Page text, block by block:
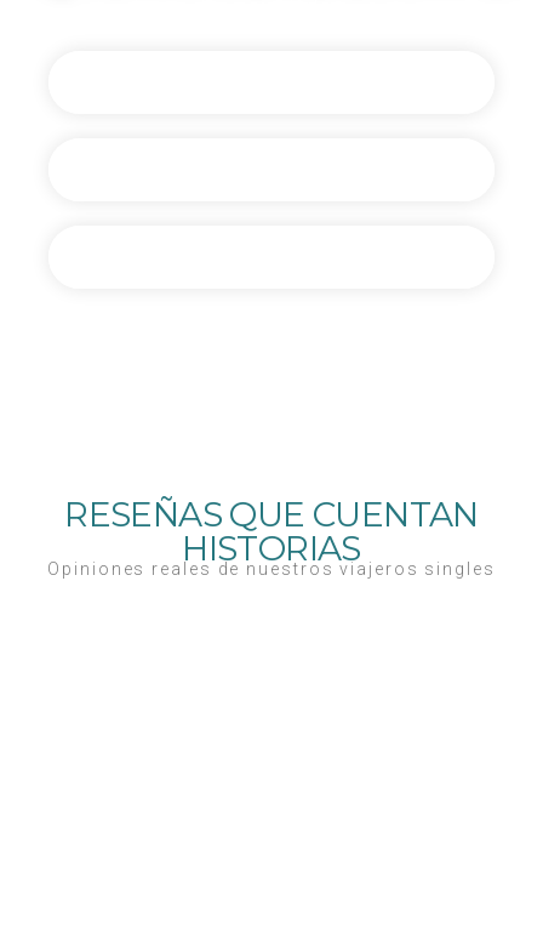
RESEÑAS QUE CUENTAN
HISTORIAS
Opiniones reales de nuestros viajeros singles